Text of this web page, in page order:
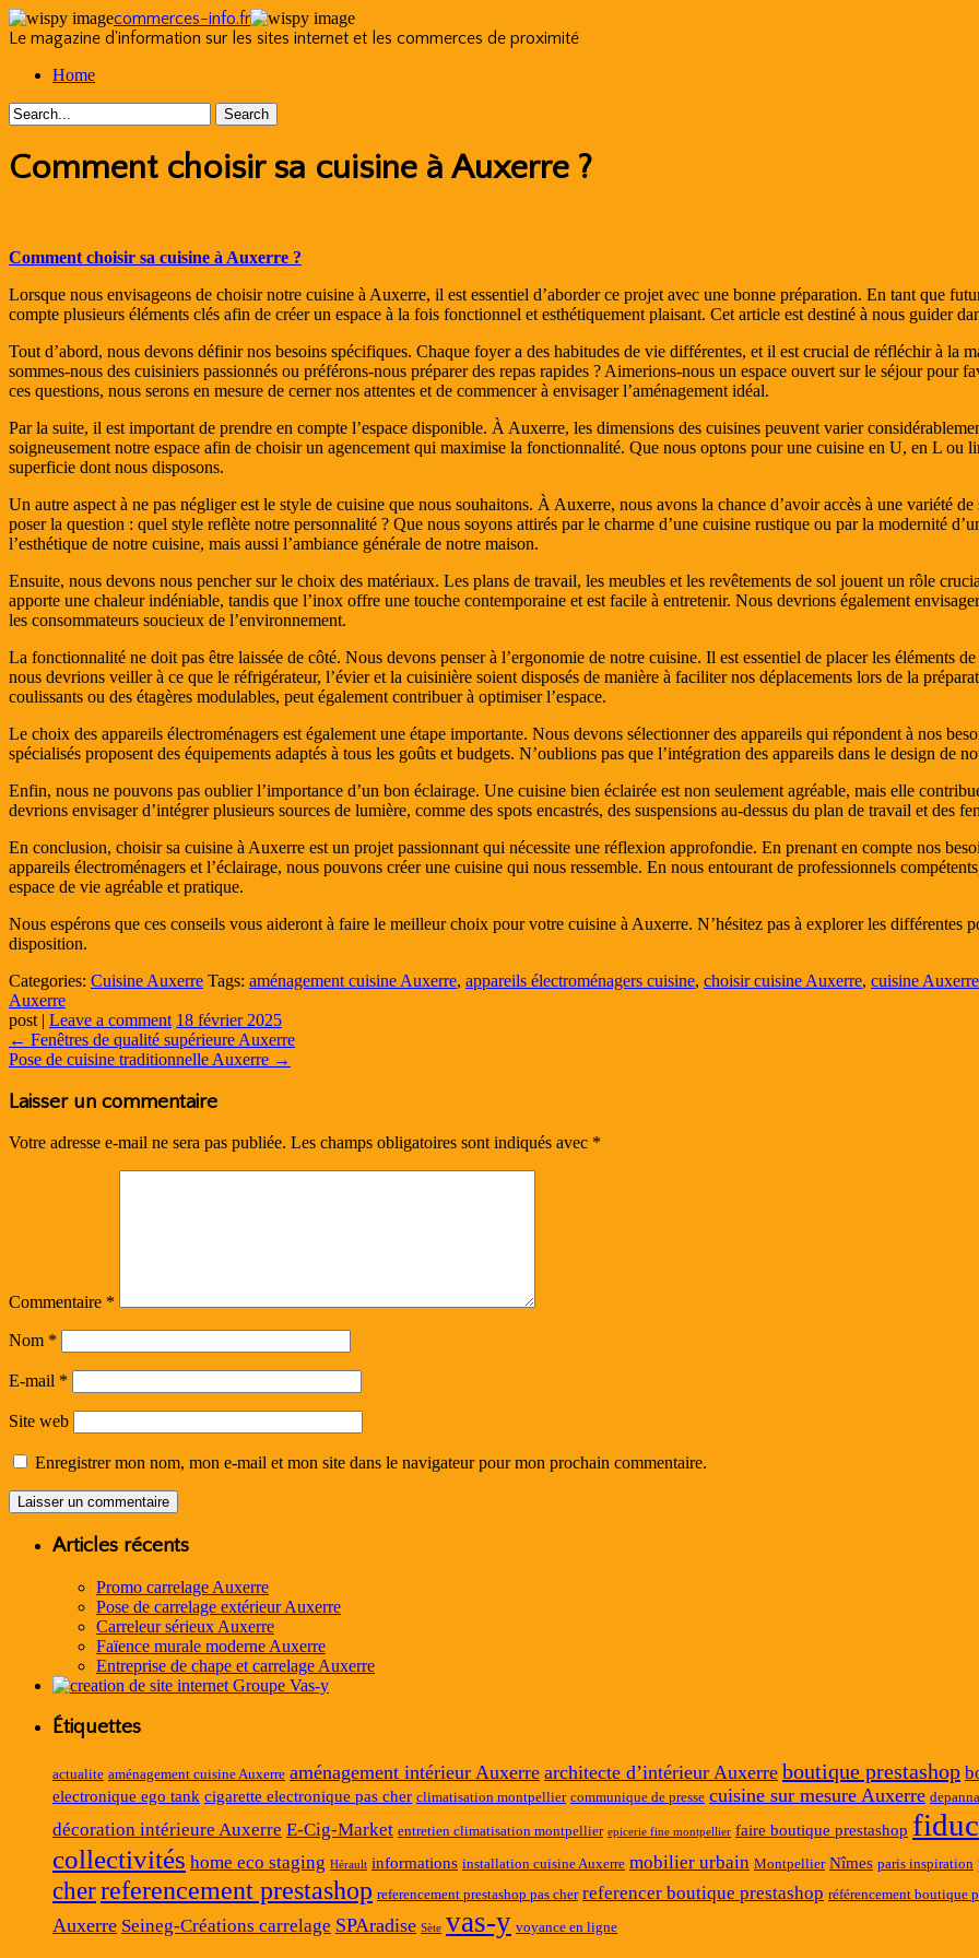
commerces-info.fr
Le magazine d'information sur les sites internet et les commerces de proximité
Skip
content
Home
Comment choisir sa cuisine à Auxerre ?
Comment choisir sa cuisine à Auxerre ?
Lorsque nous envisageons de choisir notre cuisine à Auxerre, il est essentiel d’aborder ce projet avec une bonne préparation. En tant que
compte plusieurs éléments clés afin de créer un espace à la fois fonctionnel et esthétiquement plaisant. Cet article est destiné à nous guider
Tout d’abord, nous devons définir nos besoins spécifiques. Chaque foyer a des habitudes de vie différentes, et il est crucial de réfléchir à la
sommes-nous des cuisiniers passionnés ou préférons-nous préparer des repas rapides ? Aimerions-nous un espace ouvert sur le séjour pour
ces questions, nous serons en mesure de cerner nos attentes et de commencer à envisager l’aménagement idéal.
Par la suite, il est important de prendre en compte l’espace disponible. À Auxerre, les dimensions des cuisines peuvent varier
soigneusement notre espace afin de choisir un agencement qui maximise la fonctionnalité. Que nous optons pour une cuisine en U, en L ou
superficie dont nous disposons.
Un autre aspect à ne pas négliger est le style de cuisine que nous souhaitons. À Auxerre, nous avons la chance d’avoir accès à une variété
poser la question : quel style reflète notre personnalité ? Que nous soyons attirés par le charme d’une cuisine rustique ou par la modernité
l’esthétique de notre cuisine, mais aussi l’ambiance générale de notre maison.
Ensuite, nous devons nous pencher sur le choix des matériaux. Les plans de travail, les meubles et les revêtements de sol jouent un rôle
apporte une chaleur indéniable, tandis que l’inox offre une touche contemporaine et est facile à entretenir. Nous devrions également
les consommateurs soucieux de l’environnement.
La fonctionnalité ne doit pas être laissée de côté. Nous devons penser à l’ergonomie de notre cuisine. Il est essentiel de placer les éléments
nous devrions veiller à ce que le réfrigérateur, l’évier et la cuisinière soient disposés de manière à faciliter nos déplacements lors de la
coulissants ou des étagères modulables, peut également contribuer à optimiser l’espace.
Le choix des appareils électroménagers est également une étape importante. Nous devons sélectionner des appareils qui répondent à nos
spécialisés proposent des équipements adaptés à tous les goûts et budgets. N’oublions pas que l’intégration des appareils dans le design de
Enfin, nous ne pouvons pas oublier l’importance d’un bon éclairage. Une cuisine bien éclairée est non seulement agréable, mais elle
devrions envisager d’intégrer plusieurs sources de lumière, comme des spots encastrés, des suspensions au-dessus du plan de travail et des
En conclusion, choisir sa cuisine à Auxerre est un projet passionnant qui nécessite une réflexion approfondie. En prenant en compte nos
appareils électroménagers et l’éclairage, nous pouvons créer une cuisine qui nous ressemble. En nous entourant de professionnels
espace de vie agréable et pratique.
Nous espérons que ces conseils vous aideront à faire le meilleur choix pour votre cuisine à Auxerre. N’hésitez pas à explorer les
disposition.
Categories: Cuisine Auxerre Tags: aménagement cuisine Auxerre, appareils électroménagers cuisine, choisir cuisine Auxerre, cuisine Auxerre
Auxerre
post | Leave a comment 18 février 2025
← Fenêtres de qualité supérieure Auxerre
Pose de cuisine traditionnelle Auxerre →
Laisser un commentaire
Votre adresse e-mail ne sera pas publiée. Les champs obligatoires sont indiqués avec *
Commentaire *
Nom *
E-mail *
Site web
Enregistrer mon nom, mon e-mail et mon site dans le navigateur pour mon prochain commentaire.
Articles récents
Promo carrelage Auxerre
Pose de carrelage extérieur Auxerre
Carreleur sérieux Auxerre
Faïence murale moderne Auxerre
Entreprise de chape et carrelage Auxerre
Étiquettes
actualite aménagement cuisine Auxerre aménagement intérieur Auxerre architecte d’intérieur Auxerre boutique prestashop
electronique ego tank cigarette electronique pas cher climatisation montpellier communique de presse cuisine sur mesure Auxerre
décoration intérieure Auxerre E-Cig-Market entretien climatisation montpellier epicerie fine montpellier faire boutique prestashop
collectivités home eco staging Hérault informations installation cuisine Auxerre mobilier urbain Montpellier Nîmes paris inspiration
cherreferencement prestashop referencement prestashop pas cher referencer boutique prestashop référencement boutique
Auxerre Seineg-Créations carrelage SPAradise Sète vas-y voyance en ligne